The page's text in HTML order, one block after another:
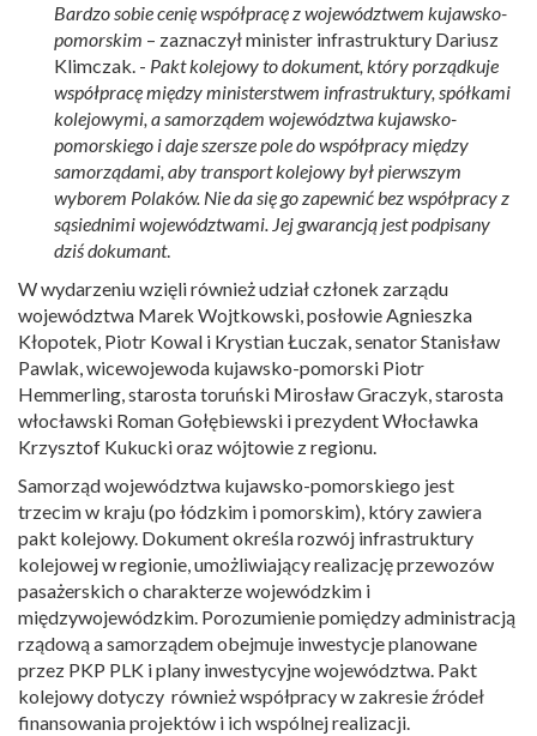
Bardzo sobie cenię współpracę z województwem kujawsko-
pomorskim – zaznaczył minister infrastruktury Dariusz
Klimczak. - Pakt kolejowy to dokument, który porządkuje
współpracę między ministerstwem infrastruktury, spółkami
kolejowymi, a samorządem województwa kujawsko-
pomorskiego i daje szersze pole do współpracy między
samorządami, aby transport kolejowy był pierwszym
wyborem Polaków. Nie da się go zapewnić bez współpracy z
sąsiednimi województwami. Jej gwarancją jest podpisany
dziś dokumant.
W wydarzeniu wzięli również udział członek zarządu
województwa Marek Wojtkowski, posłowie Agnieszka
Kłopotek, Piotr Kowal i Krystian Łuczak, senator Stanisław
Pawlak, wicewojewoda kujawsko-pomorski Piotr
Hemmerling, starosta toruński Mirosław Graczyk, starosta
włocławski Roman Gołębiewski i prezydent Włocławka
Krzysztof Kukucki oraz wójtowie z regionu.
Samorząd województwa kujawsko-pomorskiego jest
trzecim w kraju (po łódzkim i pomorskim), który zawiera
pakt kolejowy. Dokument określa rozwój infrastruktury
kolejowej w regionie, umożliwiający realizację przewozów
pasażerskich o charakterze wojewódzkim i
międzywojewódzkim. Porozumienie pomiędzy administracją
rządową a samorządem obejmuje inwestycje planowane
przez PKP PLK i plany inwestycyjne województwa. Pakt
kolejowy dotyczy również współpracy w zakresie źródeł
finansowania projektów i ich wspólnej realizacji.